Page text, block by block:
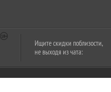
Ищите скидки поблизости,
не выходя из чата: